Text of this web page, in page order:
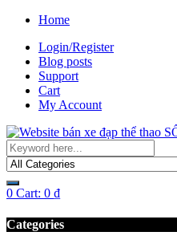
Home
Login/Register
Blog posts
Support
Cart
My Account
0 Cart: 0 ₫
Categories